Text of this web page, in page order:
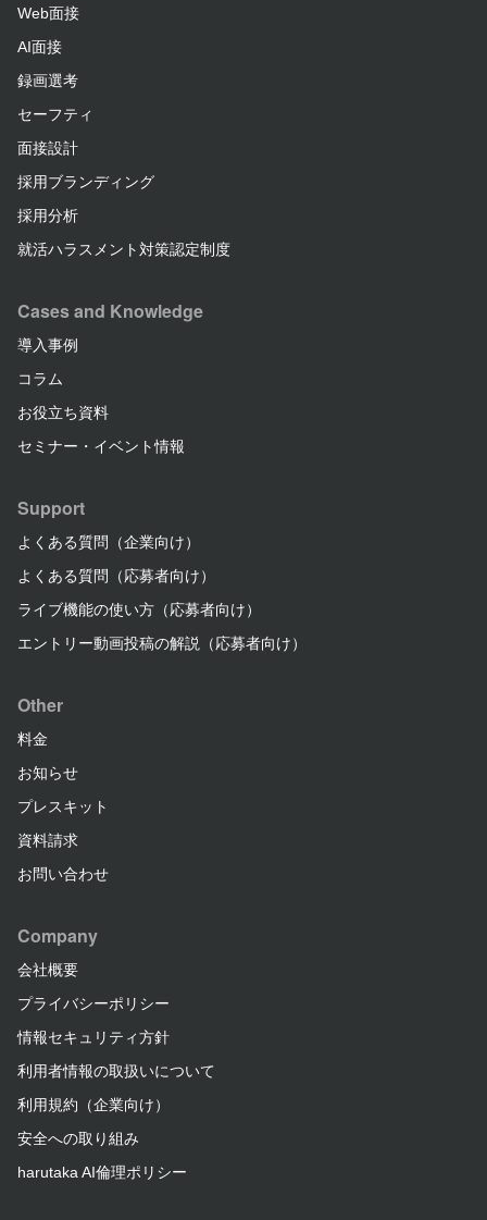
Web面接
AI面接
録画選考
セーフティ
面接設計
採用ブランディング
採用分析
就活ハラスメント対策認定制度
Cases and Knowledge
導入事例
コラム
お役立ち資料
セミナー・イベント情報
Support
よくある質問（企業向け）
よくある質問（応募者向け）
ライブ機能の使い方（応募者向け）
エントリー動画投稿の解説（応募者向け）
Other
料金
お知らせ
プレスキット
資料請求
お問い合わせ
Company
会社概要
プライバシーポリシー
情報セキュリティ方針
利用者情報の取扱いについて
利用規約（企業向け）
安全への取り組み
harutaka AI倫理ポリシー